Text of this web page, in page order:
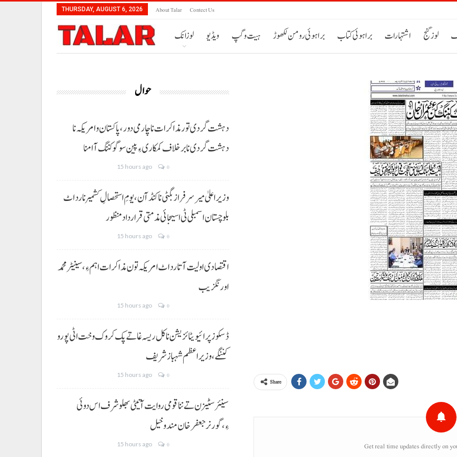
THURSDAY, AUGUST 6, 2026 About Talar Contect Us
لوزانک ویڈیو ہیت و گپ براہوئی رومن لکھوڑ براہوئی کتاب اشتہارات لوز گنج
Share
Get real time updates directly on
حوال
دہشت گردی تور مذاکرات نا چارمی دور،پاکستان و امریکہ نا
دہشت گردی نا برخلاف کمکاری ءِ پین سوگو کننگ آ امنا
15 hours ago 0
وزیراعلیٰ میر سرفراز بگٹی نا کنڈ آن،یومِ استحصالِ کشمیر نا رد اٹ
بلوچستان اسمبلی ٹی اسیجائی مذمتی قرارداد منظور
15 hours ago 0
اقتصادی اولیت آتا رد اٹ امریکہ تون مذاکرات اہم ءِ،سینیٹر محمد
اورنگزیب
15 hours ago 0
ڈسکوز پرائیویٹائزیشن نا کل ریسہ غاتے پک کروک وخت اٹی پورو
کننگے ،وزیراعظم شہباز شریف
15 hours ago 0
سینئر سٹیزن تے ننا قومی روایت آتیٹی بھلو شرف اس دوئی
ءِ،گورنر جعفرخان مندوخیل
15 hours ago 0